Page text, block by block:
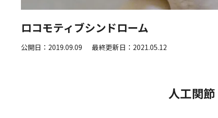
ロコモティブシンドローム
公開日：2019.09.09 最終更新日：2021.05.12
人工関